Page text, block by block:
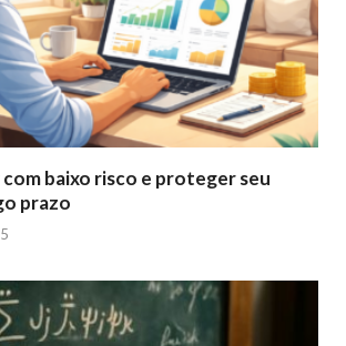
baixo risco e proteger seu
prazo